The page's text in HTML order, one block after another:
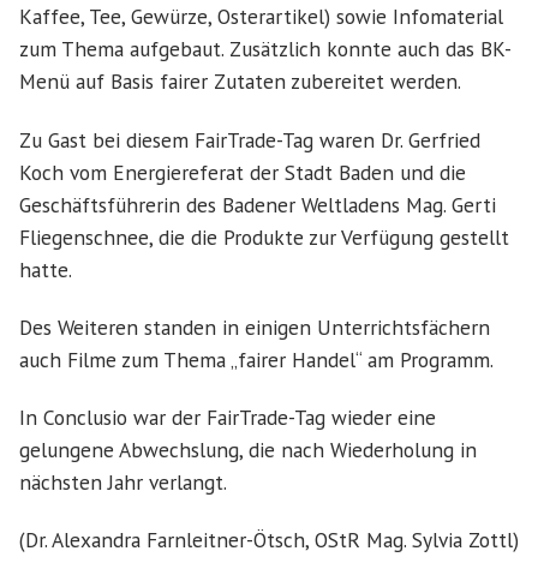
Kaffee, Tee, Gewürze, Osterartikel) sowie Infomaterial
zum Thema aufgebaut. Zusätzlich konnte auch das BK-
Menü auf Basis fairer Zutaten zubereitet werden.
Zu Gast bei diesem FairTrade-Tag waren Dr. Gerfried
Koch vom Energiereferat der Stadt Baden und die
Geschäftsführerin des Badener Weltladens Mag. Gerti
Fliegenschnee, die die Produkte zur Verfügung gestellt
hatte.
Des Weiteren standen in einigen Unterrichtsfächern
auch Filme zum Thema „fairer Handel“ am Programm.
In Conclusio war der FairTrade-Tag wieder eine
gelungene Abwechslung, die nach Wiederholung in
nächsten Jahr verlangt.
(Dr. Alexandra Farnleitner-Ötsch, OStR Mag. Sylvia Zottl)